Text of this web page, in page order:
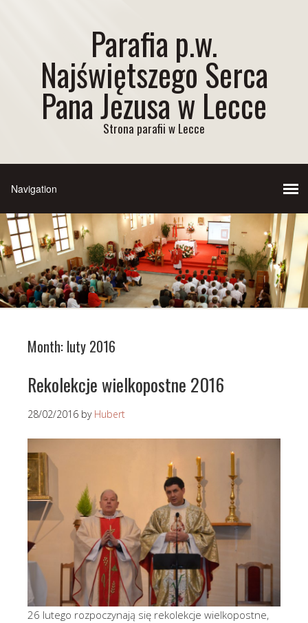
Parafia p.w.
Najświętszego Serca
Pana Jezusa w Lecce
Strona parafii w Lecce
Month: luty 2016
Rekolekcje wielkopostne 2016
28/02/2016 by Hubert
26 lutego rozpoczynają się rekolekcje wielkopostne,